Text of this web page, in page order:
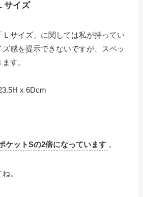
サイズ
サイズ」に関しては私が持ってい
感を提示できないですが、スペッ
す。
x 6Dcm
ケットSの2倍になっています 。
。